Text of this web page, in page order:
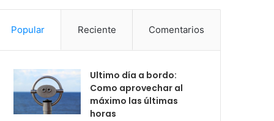
por
al
Popular Reciente Comentarios
Ultimo día a bordo:
Como aprovechar al
máximo las últimas
horas